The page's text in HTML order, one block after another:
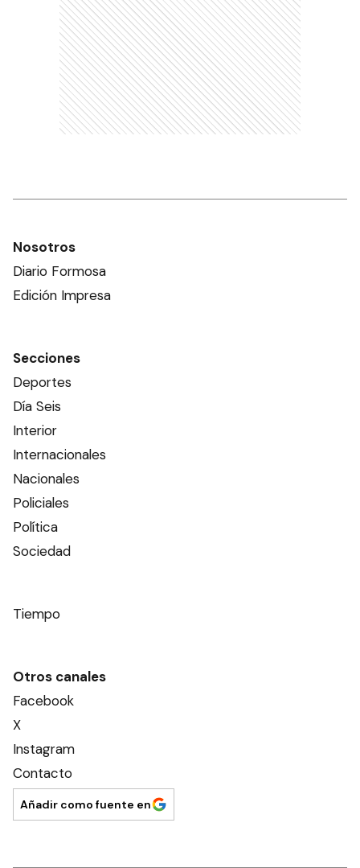
Nosotros
Diario Formosa
Edición Impresa
Secciones
Deportes
Día Seis
Interior
Internacionales
Nacionales
Policiales
Política
Sociedad
Tiempo
Otros canales
Facebook
X
Instagram
Contacto
Añadir como fuente en